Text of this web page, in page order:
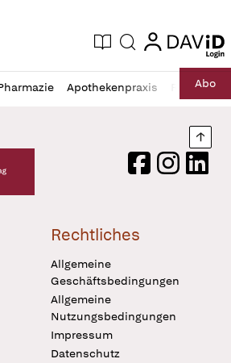
Zeitung
Aktuelle Ausgabe
Suche login
login
Apothekenpraxis RechtAbo
Verlag Logo
FacebookInstagram
Rechtliches
Allgemeine
Geschäftsbedingungen
Allgemeine
Nutzungsbedingungen
Impressum
Datenschutz